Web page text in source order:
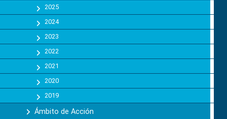
2025
2024
2023
2022
2021
2020
2019
Ámbito de Acción